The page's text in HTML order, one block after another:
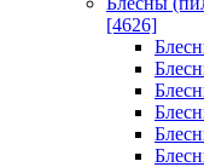
[4626]